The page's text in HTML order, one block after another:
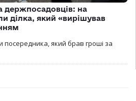
держпосадовців: на
ділка, який «вирішував
який брав гроші за